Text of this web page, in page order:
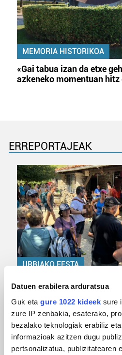
Datuen erabilera arduratsua
Guk eta gure 1022 kideek sure
zure IP zenbakia, esaterako,
bezalako teknologiak erabiliz
informazioak azitzen dugu
pertsonalizatua, publizitatearen
MEMORIA HISTORIKOA
«Gai tabua izan da etxe
azkeneko momentuan hitz
ERREPORTAJEAK
URBIAKO FESTA
Urbiako zelaiak erromeria